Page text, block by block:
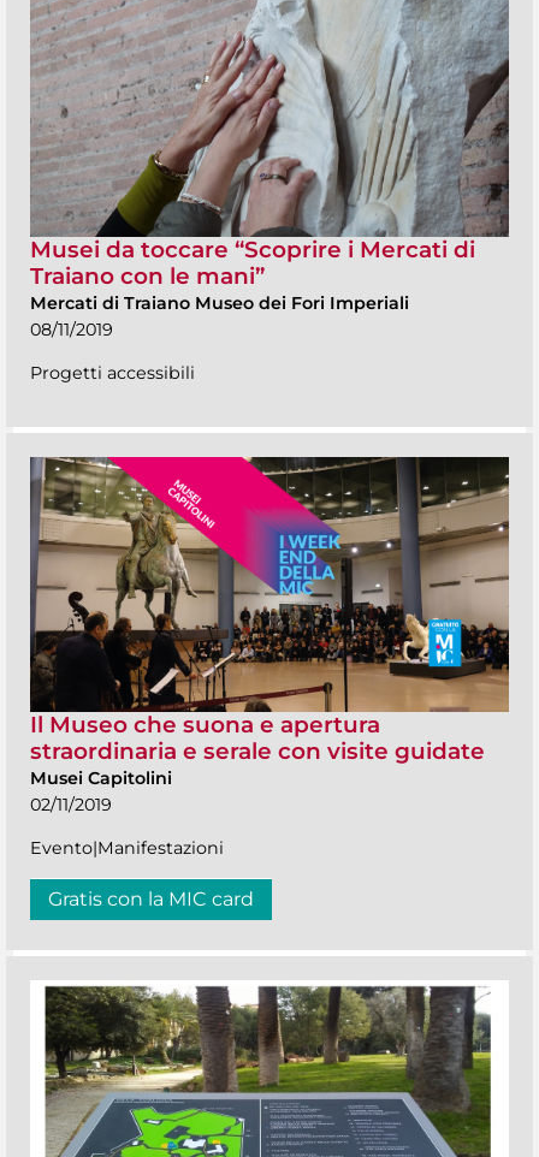
Musei da toccare “Scoprire i Mercati di
Traiano con le mani”
Mercati di Traiano Museo dei Fori Imperiali
08/11/2019
Progetti accessibili
Il Museo che suona e apertura
straordinaria e serale con visite guidate
Musei Capitolini
02/11/2019
Evento|Manifestazioni
Gratis con la MIC card